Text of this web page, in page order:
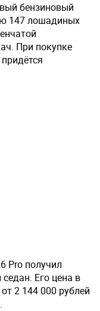
бензиновый
147 лошадиных
При покупке
Pro получил
Его цена в
2 144 000 рублей
.